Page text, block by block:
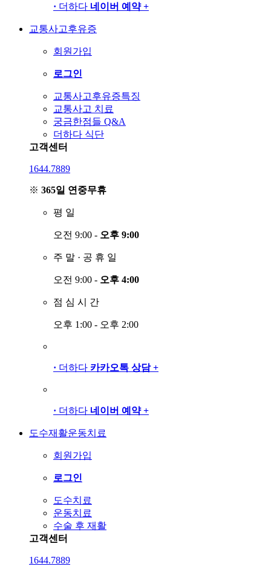
· 더하다 네이버 예약 +
교통사고후유증
회원가입
로그인
교통사고후유증특징
교통사고 치료
궁금한점들 Q&A
더하다 식단
고객센터
1644.7889
※ 365일 연중무휴
평 일
오전 9:00 - 오후 9:00
주 말 · 공 휴 일
오전 9:00 - 오후 4:00
점 심 시 간
오후 1:00 - 오후 2:00
· 더하다 카카오톡 상담 +
· 더하다 네이버 예약 +
도수재활운동치료
회원가입
로그인
도수치료
운동치료
수술 후 재활
고객센터
1644.7889